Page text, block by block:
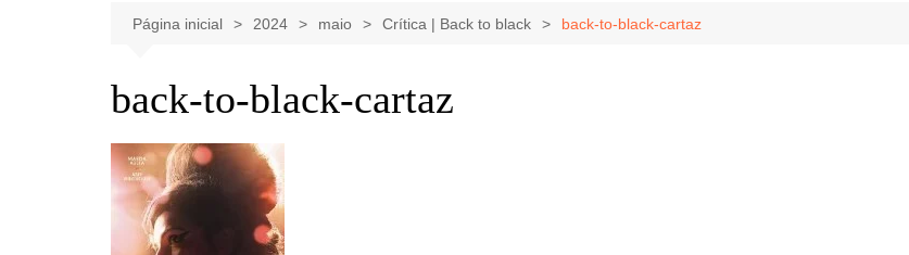
Celebridades
Música
Notícias
Clássicos
Livros
Game ReviewRadiola Torresmo
Página inicial 2024 maio Crítica | Back to black back-to-black-cartaz
back-to-black-cartaz